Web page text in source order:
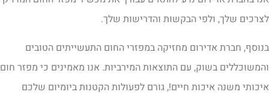
שלך, ולפי הבקשות והדרישות שלך.
חברת אדירום מחזיקה במפזרי החום התעשייתים הטובים
בשוק, עם התוצאות המירביות. אנו מאמינים כי מפזר חום
משנה איכות חיים!, גורם לפעולות הקטנות ביומיום שלכם